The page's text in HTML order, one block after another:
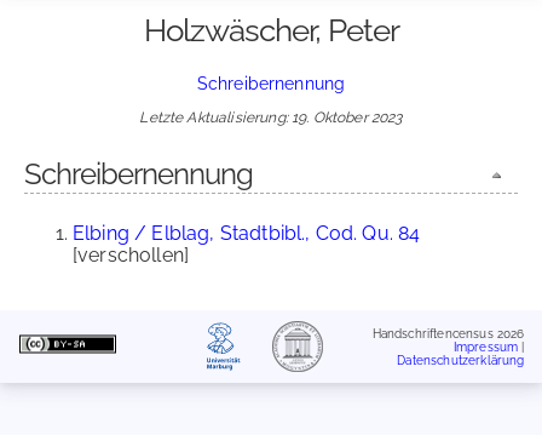
Holzwäscher, Peter
Schreibernennung
Letzte Aktualisierung: 19. Oktober 2023
Schreibernennung
Elbing / Elblag, Stadtbibl., Cod. Qu. 84
[verschollen]
Handschriftencensus 2026
Impressum
Datenschutzerklärung